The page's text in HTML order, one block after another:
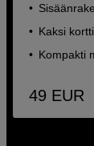
Kaksi
Kompakti
49 EUR